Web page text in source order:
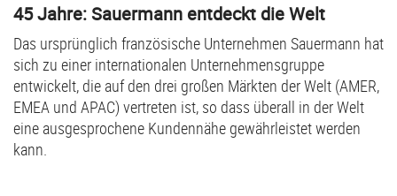
45 Jahre: Sauermann entdeckt die Welt
Das ursprünglich französische Unternehmen Sauermann hat
sich zu einer internationalen Unternehmensgruppe
entwickelt, die auf den drei großen Märkten der Welt (AMER,
EMEA und APAC) vertreten ist, so dass überall in der Welt
eine ausgesprochene Kundennähe gewährleistet werden
kann.